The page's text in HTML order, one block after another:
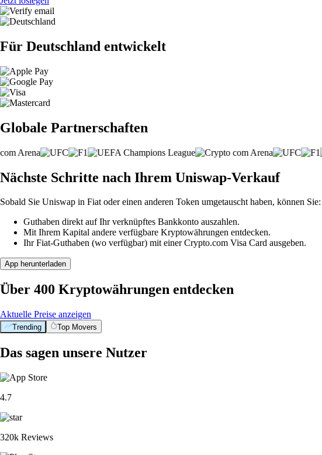
Für Deutschland entwickelt
Globale Partnerschaften
Nächste Schritte nach Ihrem Uniswap-Verkauf
Sobald Sie Uniswap in Fiat oder einen anderen Token umgetauscht haben, können Sie:
Guthaben direkt auf Ihr verknüpftes Bankkonto auszahlen.
Mit Ihrem Kapital andere verfügbare Kryptowährungen entdecken.
Ihr Fiat-Guthaben (wo verfügbar) mit einer Crypto.com Visa Card ausgeben.
App herunterladen
Über 400 Kryptowährungen entdecken
Aktuelle Preise anzeigen
Trending Top Movers
Das sagen unsere Nutzer
4.7
320k Reviews